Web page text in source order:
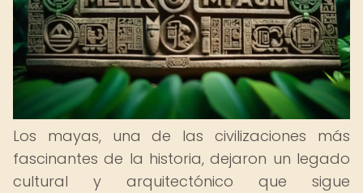
Los mayas, una de las civilizaciones más
fascinantes de la historia, dejaron un legado
cultural y arquitectónico que sigue